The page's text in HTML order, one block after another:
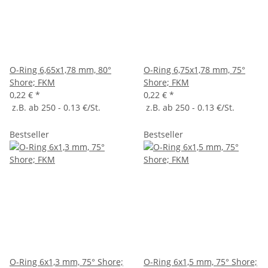
O-Ring 6,65x1,78 mm, 80°
Shore; FKM
0,22 € *
z.B. ab 250 - 0.13 €/St.
O-Ring 6,75x1,78 mm, 75°
Shore; FKM
0,22 € *
z.B. ab 250 - 0.13 €/St.
Bestseller
O-Ring 6x1,3 mm, 75° Shore;
Bestseller
O-Ring 6x1,5 mm, 75° Shore;